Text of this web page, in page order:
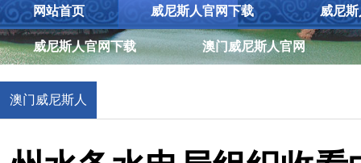
网站首页 威尼斯人官网下载 威尼
威尼斯人官网下载 澳门威尼斯人官网
澳门威尼斯人